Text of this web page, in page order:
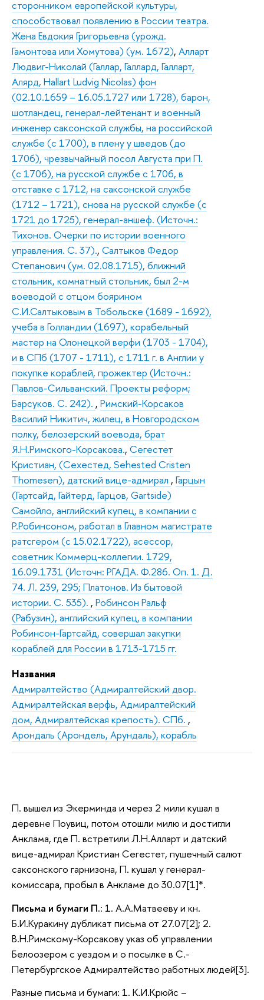
сторонником европейской культуры,
способствовал появлению в России театра.
Жена Евдокия Григорьевна (урожд.
Гамонтова или Хомутова) (ум. 1672), Алларт
Людвиг-Николай (Галлар, Галлард, Галларт,
Алярд, Hallart Ludvig Nicolas) фон
(02.10.1659 – 16.05.1727 или 1728), барон,
шотландец, генерал-лейтенант и военный
инженер саксонской службы, на российской
службе (с 1700), в плену у шведов (до
1706), чрезвычайный посол Августа при П.
(с 1706), на русской службе с 1706, в
отставке с 1712, на саксонской службе
(1712 – 1721), снова на русской службе (с
1721 до 1725), генерал-аншеф. (Источн.:
Тихонов. Очерки по истории военного
управления. С. 37)., Салтыков Федор
Степанович (ум. 02.08.1715), ближний
стольник, комнатный стольник, был 2-м
воеводой с отцом боярином
С.И.Салтыковым в Тобольске (1689 - 1692),
учеба в Голландии (1697), корабельный
мастер на Олонецкой верфи (1703 - 1704),
и в СПб (1707 - 1711), с 1711 г. в Англии у
покупке кораблей, прожектер (Источн.:
Павлов-Сильванский. Проекты реформ;
Барсуков. С. 242). , Римский-Корсаков
Василий Никитич, жилец, в Новгородском
полку, белозерский воевода, брат
Я.Н.Римского-Корсакова., Сегестет
Кристиан, (Сехестед, Sehested Cristen
Thomesen), датский вице-адмирал , Гарцын
(Гартсайд, Гайтерд, Гарцов, Gartside)
Самойло, английский купец, в компании с
Р.Робинсоном, работал в Главном магистрате
ратсгером (с 15.02.1722), асессор,
советник Коммерц-коллегии. 1729,
16.09.1731 (Источн: РГАДА. Ф.286. Оп. 1. Д.
74. Л. 239, 295; Платонов. Из бытовой
истории. С. 535). , Робинсон Ральф
(Рабузин), английский купец, в компании
Робинсон-Гартсайд, совершал закупки
кораблей для России в 1713-1715 гг.
Названия
Адмиралтейство (Адмиралтейский двор.
Адмиралтейская верфь, Адмиралтейский
дом, Адмиралтейская крепость). СПб. ,
Арондаль (Арондель, Арундаль), корабль
П. вышел из Экерминда и через 2 мили кушал в
деревне Поувиц, потом отошли милю и достигли
Анклама, где П. встретили Л.Н.Алларт и датский
вице-адмирал Кристиан Сегестет, пушечный салют
саксонского гарнизона, П. кушал у генерал-
комиссара, пробыл в Анкламе до 30.07[1]*.
Письма и бумаги П.: 1. А.А.Матвееву и кн.
Б.И.Куракину дубликат письма от 27.07[2]; 2.
В.Н.Римскому-Корсакову указ об управлении
Белоозером с уездом и о посылке в С.-
Петербургское Адмиралтейство работных людей[3].
Разные письма и бумаги: 1. К.И.Крюйс –